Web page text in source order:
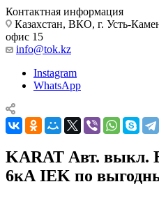
Контактная информация
Казахстан, ВКО, г. Усть-
офис 15
info@tok.kz
Instagram
WhatsApp
KARAT Авт. выкл.
6кА IEK по